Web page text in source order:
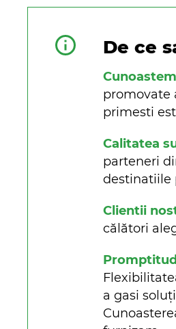
De ce
promovate
primesti
Calitatea
parteneri
destinatiile
Clientii
călători
a gasi